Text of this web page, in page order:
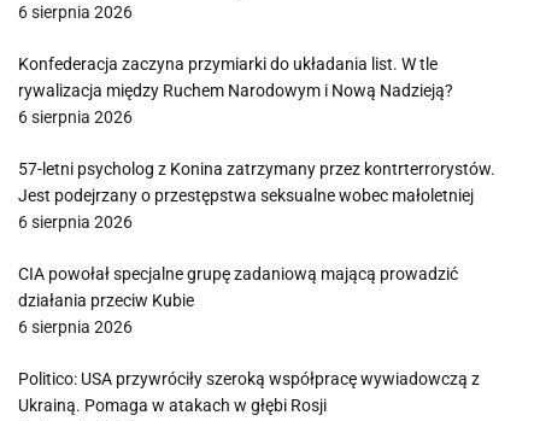
6 sierpnia 2026
Konfederacja zaczyna przymiarki do układania list. W tle
rywalizacja między Ruchem Narodowym i Nową Nadzieją?
6 sierpnia 2026
57-letni psycholog z Konina zatrzymany przez kontrterrorystów.
Jest podejrzany o przestępstwa seksualne wobec małoletniej
6 sierpnia 2026
CIA powołał specjalne grupę zadaniową mającą prowadzić
działania przeciw Kubie
6 sierpnia 2026
Politico: USA przywróciły szeroką współpracę wywiadowczą z
Ukrainą. Pomaga w atakach w głębi Rosji